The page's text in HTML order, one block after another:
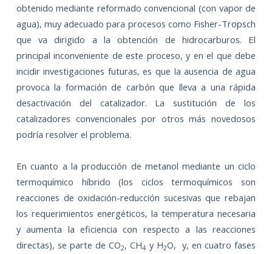
obtenido mediante reformado convencional (con vapor de
agua), muy adecuado para procesos como Fisher-Tropsch
que va dirigido a la obtención de hidrocarburos. El
principal inconveniente de este proceso, y en el que debe
incidir investigaciones futuras, es que la ausencia de agua
provoca la formación de carbón que lleva a una rápida
desactivación del catalizador. La sustitución de los
catalizadores convencionales por otros más novedosos
podría resolver el problema.
En cuanto a la producción de metanol mediante un ciclo
termoquímico híbrido (los ciclos termoquímicos son
reacciones de oxidación-reducción sucesivas que rebajan
los requerimientos energéticos, la temperatura necesaria
y aumenta la eficiencia con respecto a las reacciones
directas), se parte de CO2, CH4 y H2O, y, en cuatro fases